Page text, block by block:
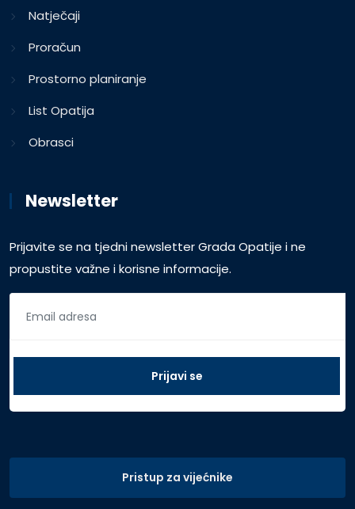
Natječaji
Proračun
Prostorno planiranje
List Opatija
Obrasci
Newsletter
Prijavite se na tjedni newsletter Grada Opatije i ne
propustite važne i korisne informacije.
Pristup za vijećnike